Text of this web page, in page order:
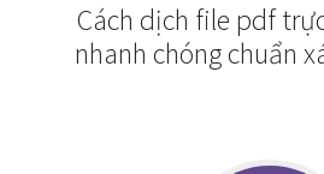
Cách dịch file pdf
nhanh chóng chuẩn